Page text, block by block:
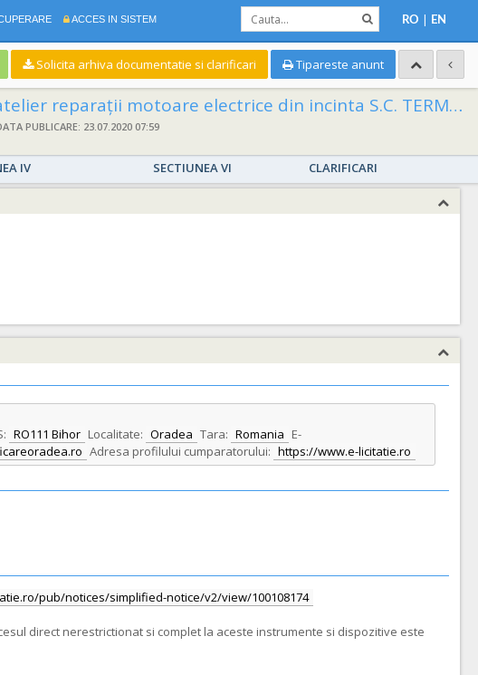
ACCES IN SISTEM RO | EN
Solicita arhiva documentatie si clarificari Tipareste anunt
motoare electrice din incinta S.C. TERMOFICARE ORADEA S.A. Calea Borșului, nr. 23
PUBLICARE: 23.07.2020 07:59
IV SECTIUNEA VI CLARIFICARI
RO111 Bihor Localitate: Oradea Tara: Romania E-
Adresa profilului cumparatorului: https://www.e-licitatie.ro
pub/notices/simplified-notice/v2/view/100108174
direct nerestrictionat si complet la aceste instrumente si dispozitive este